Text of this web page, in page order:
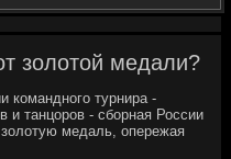
золотой медали?
командного турнира -
и танцоров - сборная России
медаль, опережая